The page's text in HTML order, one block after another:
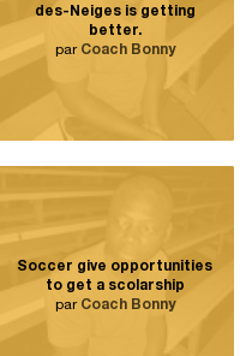
des-Neiges is getting
better.
par Coach Bonny
Soccer give opportunities
to get a scolarship
par Coach Bonny